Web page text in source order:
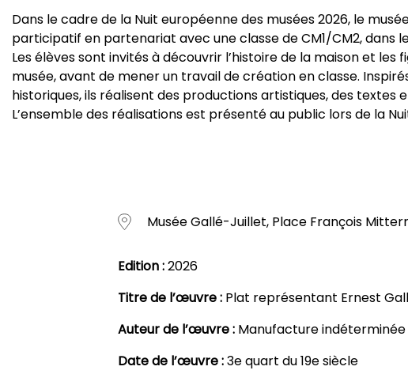
Dans le cadre de la Nuit européenne des musées 2026, le
participatif en partenariat avec une classe de CM1/CM2, dans
Les élèves sont invités à découvrir l’histoire de la maison et les
musée, avant de mener un travail de création en classe.
historiques, ils réalisent des productions artistiques, des textes
L’ensemble des réalisations est présenté au public lors de la
Musée Gallé-Juillet, Place François
Edition :2026
Titre de l’œuvre : Plat représentant Ernest
Auteur de l’œuvre : Manufacture indéterminée
Date de l’œuvre :3e quart du 19e siècle